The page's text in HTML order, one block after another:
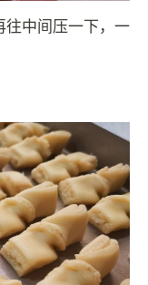
往中间压一下，一